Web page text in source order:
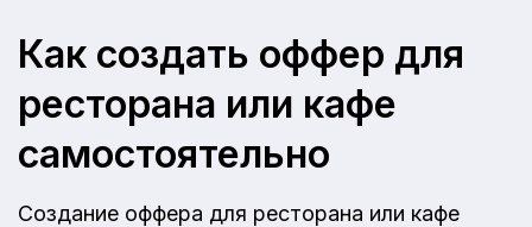
Как создать оффер для
ресторана или кафе
самостоятельно
Создание оффера для ресторана или кафе